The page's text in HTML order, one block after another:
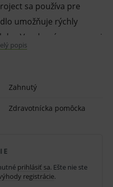
sa používa pre
umožňuje rýchly
Vyrobené z nerezovej
Dĺžka striekačky je 12,5
a diagnostickej
informácie o výrobku
pomôcky a
in vitro nemusí
s účinnosťou
popis
Zahnutý
Zdravotnícka pomôcka
prihlásiť sa. Ešte nie ste
registrácie.